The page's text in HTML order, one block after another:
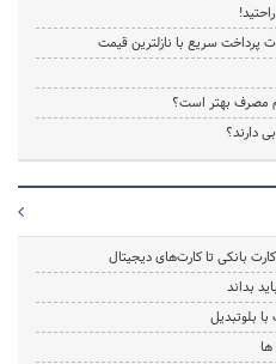
پرداخت سریع با نازلترین قیمت
مصرف بهتر است؟
دارند؟
بانکی تا کارت‌های دیجیتال
بداند
بلوتبدیل